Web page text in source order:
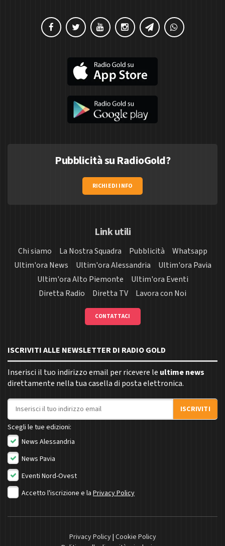
Pubblicità su RadioGold?
RICHIEDI INFO
Link utili
Chi siamo La Nostra Squadra Pubblicità
Whatsapp
Ultim'ora News
Ultim'ora Alessandria
Ultim'ora Pavia
Ultim'ora Alto Piemonte
Ultim'ora Eventi
Diretta Radio
Diretta TV Lavora con Noi
CONTATTACI
ISCRIVITI ALLE NEWSLETTER DI RADIO GOLD
Inserisci il tuo indirizzo email per ricevere le ultime news
direttamente nella tua casella di posta elettronica.
Indirizzo email
ISCRIVITI
Scegli le tue edizioni:
News Alessandria
News Pavia
Eventi Nord-Ovest
Accetto l'iscrizione e la Privacy Policy
Privacy Policy| Cookie Policy